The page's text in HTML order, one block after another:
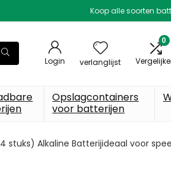
Koop alle soorten
Login verlanglijst
0
Opslagcontainers
voor batterijen
stuks) Alkaline Batterijideaal voor